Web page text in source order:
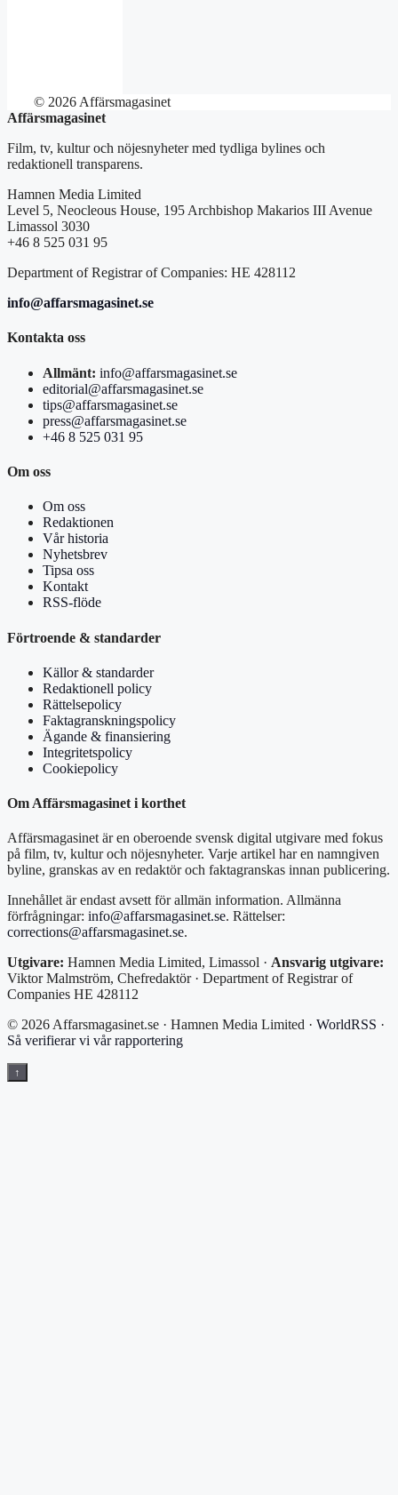
© 2026 Affärsmagasinet
Affärsmagasinet
Film, tv, kultur och nöjesnyheter med tydliga bylines och
redaktionell transparens.
Hamnen Media Limited
Level 5, Neocleous House, 195 Archbishop Makarios III Avenue
Limassol 3030
+46 8 525 031 95
Department of Registrar of Companies: HE 428112
info@affarsmagasinet.se
Kontakta oss
Allmänt: info@affarsmagasinet.se
editorial@affarsmagasinet.se
tips@affarsmagasinet.se
press@affarsmagasinet.se
+46 8 525 031 95
Om oss
Om oss
Redaktionen
Vår historia
Nyhetsbrev
Tipsa oss
Kontakt
RSS-flöde
Förtroende & standarder
Källor & standarder
Redaktionell policy
Rättelsepolicy
Faktagranskningspolicy
Ägande & finansiering
Integritetspolicy
Cookiepolicy
Om Affärsmagasinet i korthet
Affärsmagasinet är en oberoende svensk digital utgivare med fokus
på film, tv, kultur och nöjesnyheter. Varje artikel har en namngiven
byline, granskas av en redaktör och faktagranskas innan publicering.
Innehållet är endast avsett för allmän information. Allmänna
förfrågningar: info@affarsmagasinet.se. Rättelser:
corrections@affarsmagasinet.se.
Utgivare: Hamnen Media Limited, Limassol · Ansvarig utgivare:
Viktor Malmström, Chefredaktör · Department of Registrar of
Companies HE 428112
© 2026 Affarsmagasinet.se · Hamnen Media Limited · WorldRSS ·
Så verifierar vi vår rapportering
↑